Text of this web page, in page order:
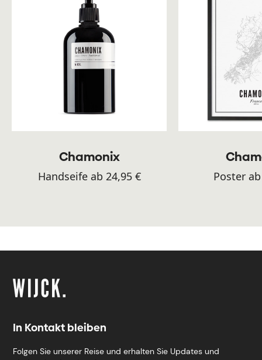
Chamonix
Handseife ab 24,95 € Poster
In Kontakt bleiben
Folgen Sie unserer Reise und erhalten Sie Updates und